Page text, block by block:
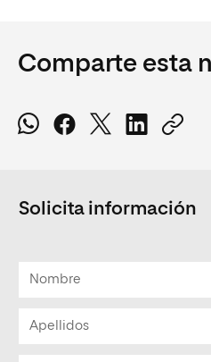
Comparte esta
Solicita información